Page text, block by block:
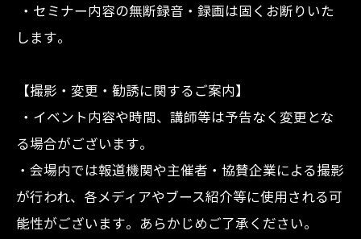
・セミナー内容の無断録音・録画は固くお断りいた
します。
【撮影・変更・勧誘に関するご案内】
・イベント内容や時間、講師等は予告なく変更とな
る場合がございます。
・会場内では報道機関や主催者・協賛企業による撮影
が行われ、各メディアやブース紹介等に使用される可
能性がございます。あらかじめご了承ください。